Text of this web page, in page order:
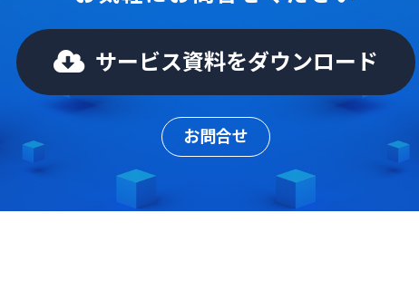
サービス資料をダウンロード
お問合せ